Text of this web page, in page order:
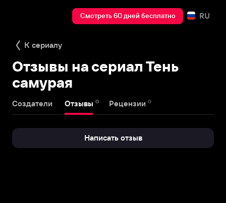
Смотреть 60 дней бесплатно RU
К сериалу
Отзывы на сериал Тень
самурая
Создатели Отзывы 0 Рецензии 0
Написать отзыв